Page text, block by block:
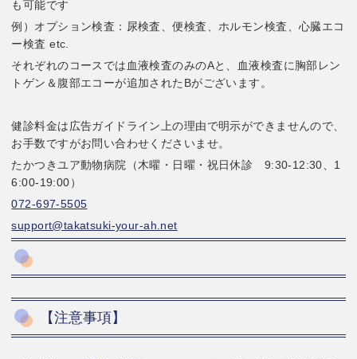
も可能です
例）オプション検査：尿検査、便検査、ホルモン検査、心臓エコ
ー検査 etc.
それぞれのコースでは血液検査のみのAと、血液検査に胸部レン
トゲン＆腹部エコーが追加されたBがございます。
健診料金は広告ガイドライン上の理由で明示ができませんので、
お手数ですがお問い合わせくださいませ。
たかつきユア動物病院（木曜・日曜・祝日休診 9:30-12:30、1
6:00-19:00）
072-697-5505
support@takatsuki-your-ah.net
【注意事項】